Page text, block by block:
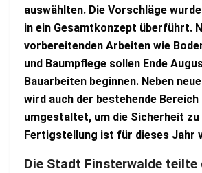
auswählten. Die Vorschläge
in ein Gesamtkonzept überführt.
vorbereitenden Arbeiten wie
und Baumpflege sollen Ende
Bauarbeiten beginnen. Neben
wird auch der bestehende
umgestaltet, um die Sicherheit zu
Fertigstellung ist für dieses Jahr
Die Stadt Finsterwalde teilte